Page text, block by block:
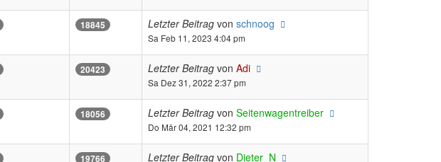
18845 Letzter Beitrag von schnoog
Sa Feb 11, 2023 4:04 pm
20423 Letzter Beitrag von Adi
Sa Dez 31, 2022 2:37 pm
18056 Letzter Beitrag von Seitenwagentreiber
Do Mär 04, 2021 12:32 pm
19766 Letzter Beitrag von Dieter_N